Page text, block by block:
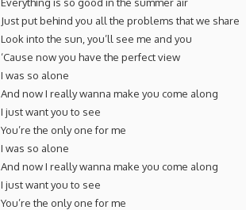
Just put behind you all the problems that we share
Look into the sun, you’ll see me and you
‘Cause now you have the perfect view
I was so alone
And now I really wanna make you come along
I just want you to see
You’re the only one for me
I was so alone
And now I really wanna make you come along
I just want you to see
You’re the only one for me